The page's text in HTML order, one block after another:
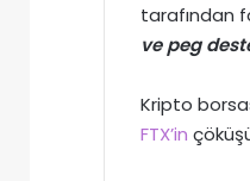
tarafından
ve peg
Kripto
FTX’in